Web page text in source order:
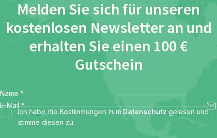
Melden Sie sich für unseren
kostenlosen Newsletter an und
erhalten Sie einen 100 €
Gutschein
Name *
E-Mail *
Ich habe die Bestimmungen zum Datenschutz gelesen und
stimme diesen zu.